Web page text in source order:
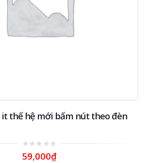
thế hệ mới bấm nút theo đèn
out
59,000₫